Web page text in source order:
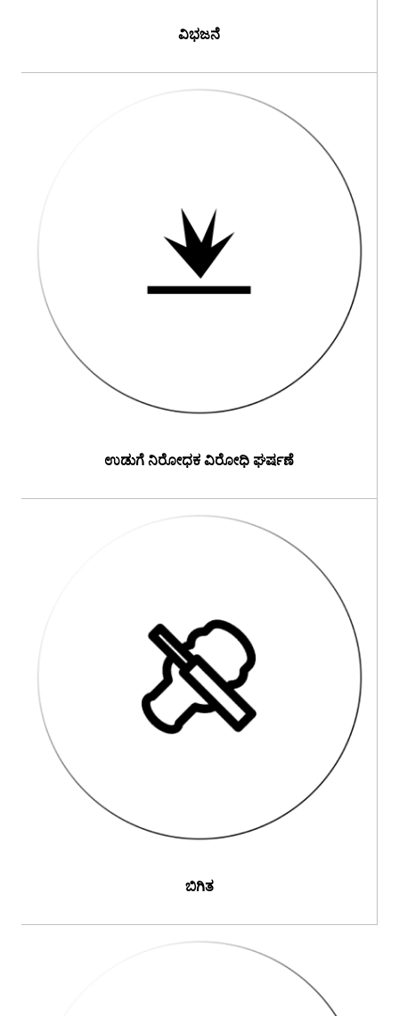
ವಿಭಜನೆ
ಉಡುಗೆ ನಿರೋಧಕ ವಿರೋಧಿ ಘರ್ಷಣೆ
ಬಿಗಿತ